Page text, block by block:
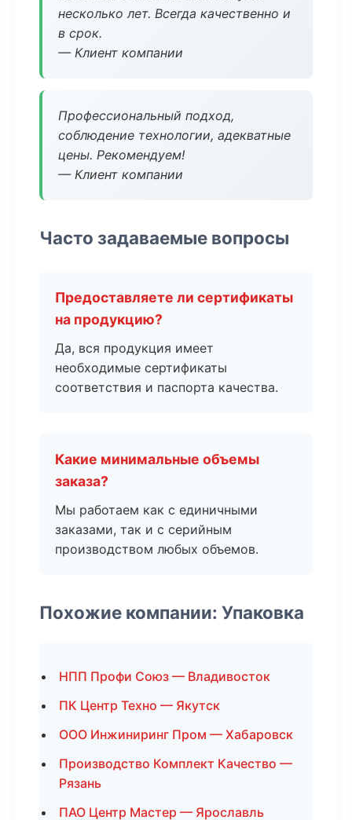
несколько лет. Всегда качественно и
в срок.
— Клиент компании
Профессиональный подход,
соблюдение технологии, адекватные
цены. Рекомендуем!
— Клиент компании
Часто задаваемые вопросы
Предоставляете ли сертификаты
на продукцию?
Да, вся продукция имеет
необходимые сертификаты
соответствия и паспорта качества.
Какие минимальные объемы
заказа?
Мы работаем как с единичными
заказами, так и с серийным
производством любых объемов.
Похожие компании: Упаковка
НПП Профи Союз — Владивосток
ПК Центр Техно — Якутск
ООО Инжиниринг Пром — Хабаровск
Производство Комплект Качество —
Рязань
ПАО Центр Мастер — Ярославль